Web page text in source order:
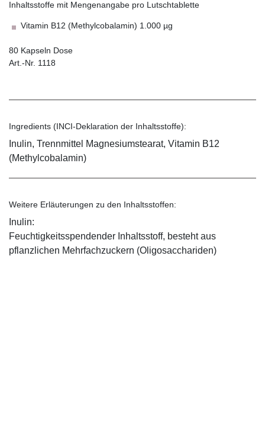
Inhaltsstoffe mit Mengenangabe pro Lutschtablette
Vitamin B12 (Methylcobalamin) 1.000 µg
80 Kapseln Dose
Art.-Nr. 1118
Ingredients (INCI-Deklaration der Inhaltsstoffe):
Inulin, Trennmittel Magnesiumstearat, Vitamin B12
(Methylcobalamin)
Weitere Erläuterungen zu den Inhaltsstoffen:
Inulin:
Feuchtigkeitsspendender Inhaltsstoff, besteht aus
pflanzlichen Mehrfachzuckern (Oligosacchariden)